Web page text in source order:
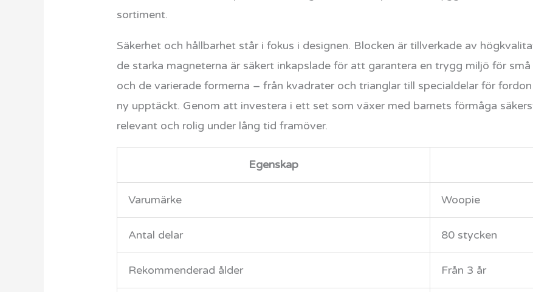
sortiment.
Säkerhet och hållbarhet står i fokus i designen. Blocken är tillverkade av
de starka magneterna är säkert inkapslade för att garantera en trygg miljö för
och de varierade formerna – från kvadrater och trianglar till specialdelar för
ny upptäckt. Genom att investera i ett set som växer med barnets förmåga
relevant och rolig under lång tid framöver.
Egenskap
Varumärke Woopie
Antal delar 80 stycken
Rekommenderad ålder Från 3 år